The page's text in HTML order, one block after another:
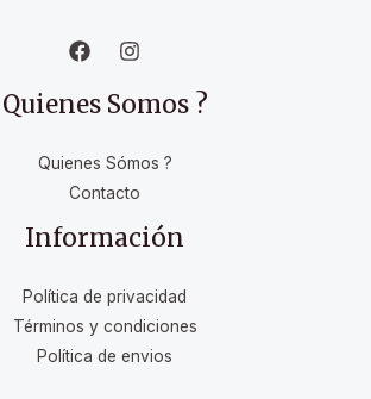
Quienes Somos ?
Quienes Sómos ?
Contacto
Información
Política de privacidad
Términos y condiciones
Política de envios